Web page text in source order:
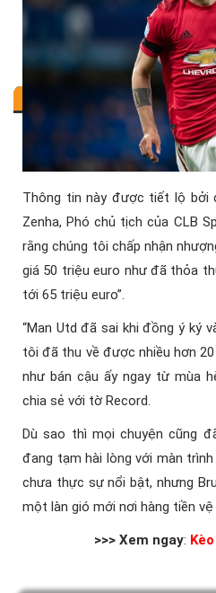
Thông tin này được tiết lộ bởi
Zenha, Phó chủ tịch của CLB
rằng chúng tôi chấp nhận
giá 50 triệu euro như đã thỏa
tới 65 triệu euro”.
“Man Utd đã sai khi đồng ý ký
tôi đã thu về được nhiều hơn
như bán cậu ấy ngay từ mùa
chia sẻ với tờ Record.
Dù sao thì mọi chuyện cũng
đang tạm hài lòng với màn
chưa thực sự nổi bật, nhưng
một làn gió mới nơi hàng tiền
>>> Xem ngay: